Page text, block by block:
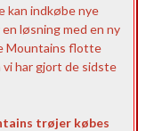
kan indkøbe nye
løsning med en ny
Mountains flotte
har gjort de sidste
trøjer købes